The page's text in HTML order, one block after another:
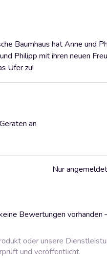
Baumhaus hat Anne und
Philipp mit ihren neuen
Ufer zu!
an
Bewertungen vorhanden
Nur
oder unsere
und veröffentlicht.